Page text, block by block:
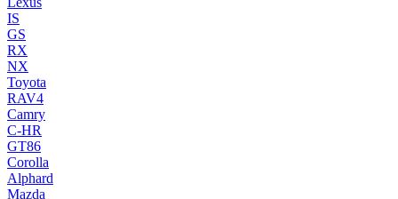
IS
GS
RX
NX
Toyota
RAV4
Camry
C-HR
GT86
Corolla
Alphard
Mazda